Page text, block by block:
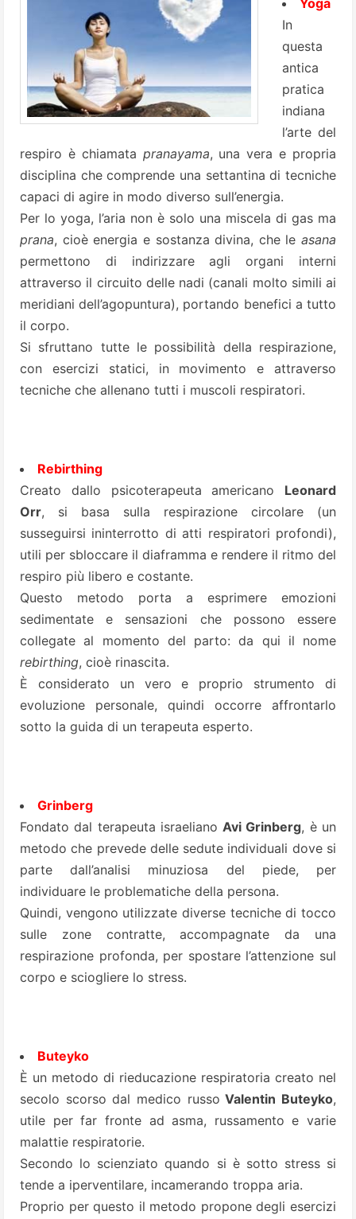
Yoga
In
questa
antica
pratica
indiana
l’arte del
respiro è chiamata pranayama, una vera e propria
disciplina che comprende una settantina di tecniche
capaci di agire in modo diverso sull’energia.
Per lo yoga, l’aria non è solo una miscela di gas ma
prana, cioè energia e sostanza divina, che le asana
permettono di indirizzare agli organi interni
attraverso il circuito delle nadi (canali molto simili ai
meridiani dell’agopuntura), portando benefici a tutto
il corpo.
Si sfruttano tutte le possibilità della respirazione,
con esercizi statici, in movimento e attraverso
tecniche che allenano tutti i muscoli respiratori.
Rebirthing
Creato dallo psicoterapeuta americano Leonard
Orr, si basa sulla respirazione circolare (un
susseguirsi ininterrotto di atti respiratori profondi),
utili per sbloccare il diaframma e rendere il ritmo del
respiro più libero e costante.
Questo metodo porta a esprimere emozioni
sedimentate e sensazioni che possono essere
collegate al momento del parto: da qui il nome
rebirthing, cioè rinascita.
È considerato un vero e proprio strumento di
evoluzione personale, quindi occorre affrontarlo
sotto la guida di un terapeuta esperto.
Grinberg
Fondato dal terapeuta israelianoAvi Grinberg, è un
metodo che prevede delle sedute individuali dove si
parte dall’analisi minuziosa del piede, per
individuare le problematiche della persona.
Quindi, vengono utilizzate diverse tecniche di tocco
sulle zone contratte, accompagnate da una
respirazione profonda, per spostare l’attenzione sul
corpo e sciogliere lo stress.
Buteyko
È un metodo di rieducazione respiratoria creato nel
secolo scorso dal medico russo Valentin Buteyko,
utile per far fronte ad asma, russamento e varie
malattie respiratorie.
Secondo lo scienziato quando si è sotto stress si
tende a iperventilare, incamerando troppa aria.
Proprio per questo il metodo propone degli esercizi